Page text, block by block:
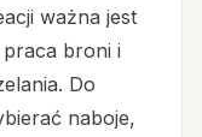
ważna jest
broni i
Do
naboje,